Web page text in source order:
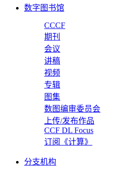
数字图书馆
CCCF
期刊
会议
讲稿
视频
专辑
图集
数图编审委员会
上传/发布作品
CCF DL Focus
订阅《计算》
分支机构